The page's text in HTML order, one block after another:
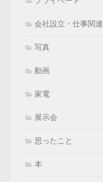
会社設立・仕事関連
写真
動画
家電
展示会
思ったこと
本